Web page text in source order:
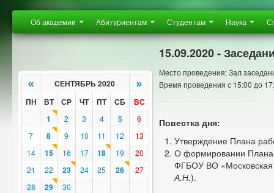
Об академии Абитуриентам Студентам Наука
« СЕНТЯБРЬ 2020 »
ПН ВТ СР ЧТ ПТ СБ
ВС
1
2 3 4 5
6
7
8 9 10 11 12
13
14
15 16 17 18 19
20
21
22 23 24 25 26
27
28
29 30
15.09.2020 -
Место проведения: Зал
Время проведения с 15:00 до
Повестка дня:
Утверждение Плана
О формировании Плана
ФГБОУ ВО «Московская
А.Н.).